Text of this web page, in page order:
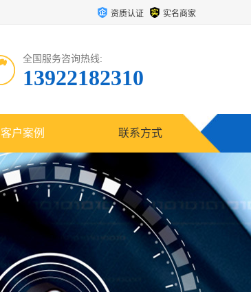
资质认证 实名商家
全国服务咨询热线:
13922182310
客户案例 联系方式